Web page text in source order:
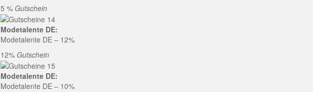
5 % Gutschein
Modetalente DE:
Modetalente DE – 12%
12% Gutschein
Modetalente DE:
Modetalente DE – 10%